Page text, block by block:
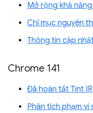
Mở rộng khả
Chỉ mục nguyên
Thông tin cập
Chrome 141
Đã hoàn tất Tint IR
Phân tích phạm